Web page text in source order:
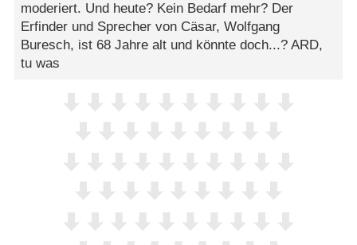
moderiert. Und heute? Kein Bedarf mehr? Der
Erfinder und Sprecher von Cäsar, Wolfgang
Buresch, ist 68 Jahre alt und könnte doch...? ARD,
tu was